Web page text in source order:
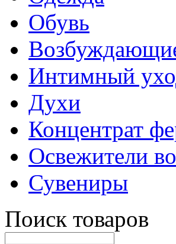
Обувь
Интимный
Духи
Концентрат
Освежители
Сувениры
Поиск товаров